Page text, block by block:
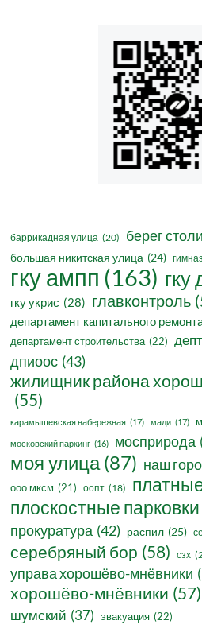
баррикадная улица (20) берег
большая никитская улица (24)
гку ампп (163) гку
гку укрис (28) главконтроль
департамент капитального
департамент строительства (22)
дпиоос (43)
жилищник района
(55)
карамышевская набережная (17) мади (17)
московский паркинг (16) мосприрода
моя улица (87) наш
ооо мксм (21) оопт (18)
плоскостные парковки
прокуратура (42) распил (25)
серебряный бор (58) сзх
управа хорошёво-мнёвники
хорошёво-мнёвники (57)
шумский (37) эвакуация (22)